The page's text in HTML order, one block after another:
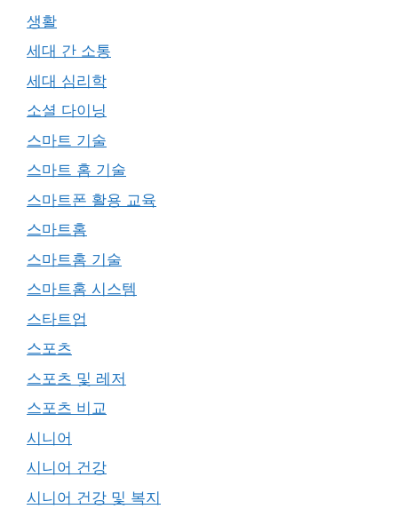
생활
세대 간 소통
세대 심리학
소셜 다이닝
스마트 기술
스마트 홈 기술
스마트폰 활용 교육
스마트홈
스마트홈 기술
스마트홈 시스템
스타트업
스포츠
스포츠 및 레저
스포츠 비교
시니어
시니어 건강
시니어 건강 및 복지